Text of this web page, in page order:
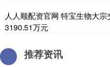
人人顺配资官网 特宝生物大
3190.51万元
推荐资讯